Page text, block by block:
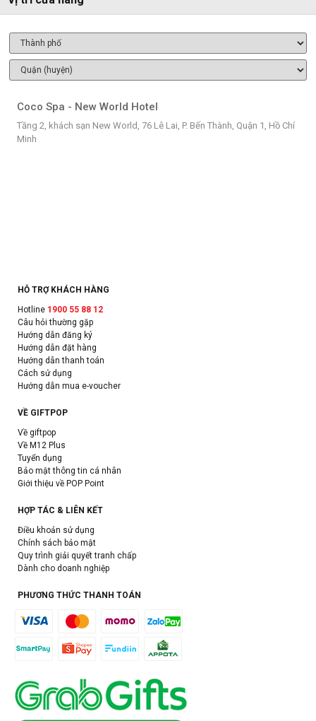
Coco Spa - New World Hotel
Tầng 2, khách sạn New World, 76 Lê Lai, P. Bến Thành, Quận 1, Hồ Chí
Minh
HỖ TRỢ KHÁCH HÀNG
Hotline 1900 55 88 12
Câu hỏi thường gặp
Hướng dẫn đăng ký
Hướng dẫn đặt hàng
Hướng dẫn thanh toán
Cách sử dụng
Hướng dẫn mua e-voucher
VỀ GIFTPOP
Về giftpop
Về M12 Plus
Tuyển dụng
Bảo mật thông tin cá nhân
Giới thiệu về POP Point
HỢP TÁC & LIÊN KẾT
Điều khoản sử dụng
Chính sách bảo mật
Quy trình giải quyết tranh chấp
Dành cho doanh nghiệp
PHƯƠNG THỨC THANH TOÁN